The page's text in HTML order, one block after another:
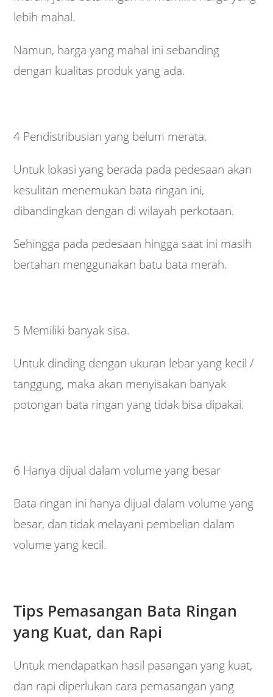
lebih mahal.
Namun, harga yang mahal ini sebanding
dengan kualitas produk yang ada.
4 Pendistribusian yang belum merata.
Untuk lokasi yang berada pada pedesaan akan
kesulitan menemukan bata ringan ini,
dibandingkan dengan di wilayah perkotaan.
Sehingga pada pedesaan hingga saat ini masih
bertahan menggunakan batu bata merah.
5 Memiliki banyak sisa.
Untuk dinding dengan ukuran lebar yang kecil /
tanggung, maka akan menyisakan banyak
potongan bata ringan yang tidak bisa dipakai.­
6 Hanya dijual dalam volume yang besar
Bata ringan ini hanya dijual dalam volume yang
besar, dan tidak melayani pembelian dalam
volume yang kecil.
Tips Pemasangan Bata Ringan
yang Kuat, dan Rapi
Untuk mendapatkan hasil pasangan yang kuat,
dan rapi diperlukan cara pemasangan yang